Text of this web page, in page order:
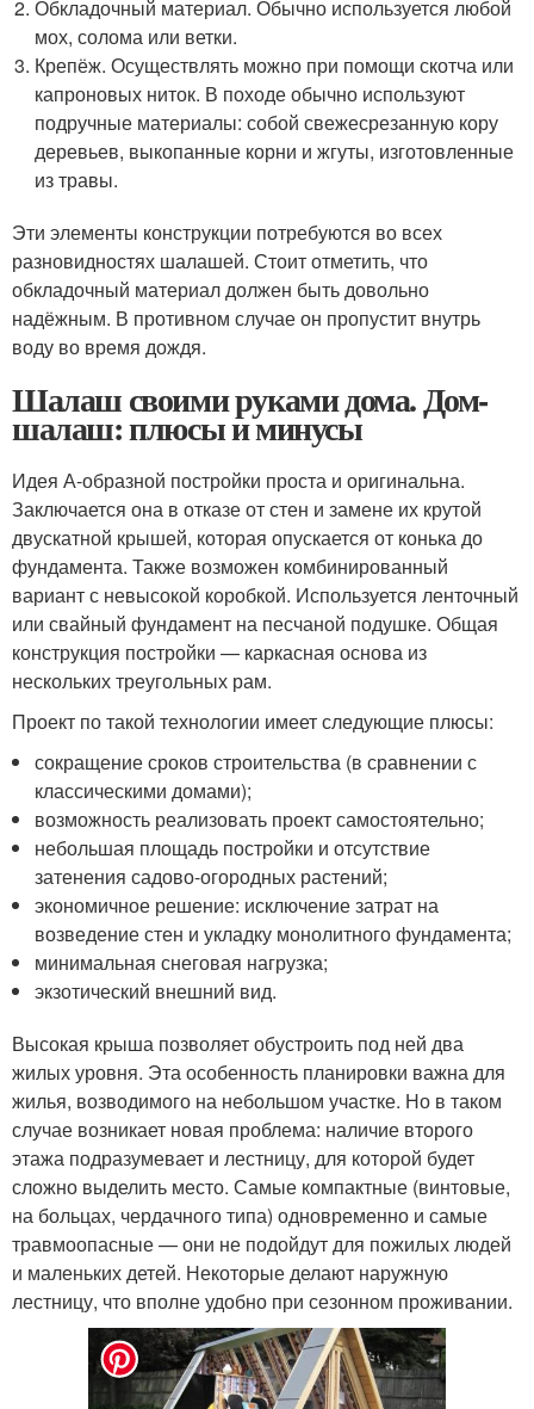
Обкладочный материал. Обычно используется любой
мох, солома или ветки.
Крепёж. Осуществлять можно при помощи скотча или
капроновых ниток. В походе обычно используют
подручные материалы: собой свежесрезанную кору
деревьев, выкопанные корни и жгуты, изготовленные
из травы.
Эти элементы конструкции потребуются во всех
разновидностях шалашей. Стоит отметить, что
обкладочный материал должен быть довольно
надёжным. В противном случае он пропустит внутрь
воду во время дождя.
Шалаш своими руками дома. Дом-
шалаш: плюсы и минусы
Идея А-образной постройки проста и оригинальна.
Заключается она в отказе от стен и замене их крутой
двускатной крышей, которая опускается от конька до
фундамента. Также возможен комбинированный
вариант с невысокой коробкой. Используется ленточный
или свайный фундамент на песчаной подушке. Общая
конструкция постройки — каркасная основа из
нескольких треугольных рам.
Проект по такой технологии имеет следующие плюсы:
сокращение сроков строительства (в сравнении с
классическими домами);
возможность реализовать проект самостоятельно;
небольшая площадь постройки и отсутствие
затенения садово-огородных растений;
экономичное решение: исключение затрат на
возведение стен и укладку монолитного фундамента;
минимальная снеговая нагрузка;
экзотический внешний вид.
Высокая крыша позволяет обустроить под ней два
жилых уровня. Эта особенность планировки важна для
жилья, возводимого на небольшом участке. Но в таком
случае возникает новая проблема: наличие второго
этажа подразумевает и лестницу, для которой будет
сложно выделить место. Самые компактные (винтовые,
на больцах, чердачного типа) одновременно и самые
травмоопасные — они не подойдут для пожилых людей
и маленьких детей. Некоторые делают наружную
лестницу, что вполне удобно при сезонном проживании.